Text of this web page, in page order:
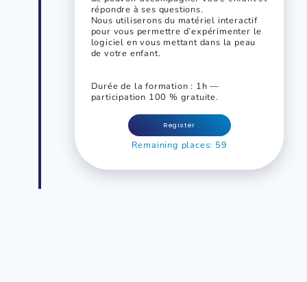
répondre à ses questions.
Nous utiliserons du matériel interactif
pour vous permettre d’expérimenter le
logiciel en vous mettant dans la peau
de votre enfant.
Durée de la formation : 1h —
participation 100 % gratuite.
Register
Remaining places: 59